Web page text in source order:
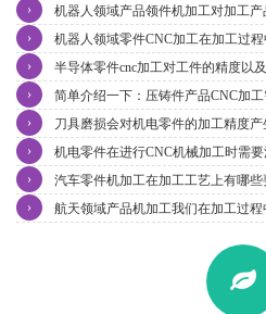
机器人领域产品领件机加工对加工产
›
机器人领域零件CNC加工在加工过
›
半导体零件cnc加工对工件的精度以
›
简单介绍一下：压铸件产品CNC加
›
刀具磨损会对机电零件的加工精度产
›
机电零件在进行CNC机械加工时需
›
汽车零件机加工在加工工艺上有哪些
›
航天领域产品机加工我们在加工过程
›